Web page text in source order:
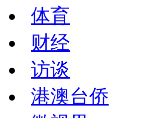
体育
财经
访谈
港澳台侨